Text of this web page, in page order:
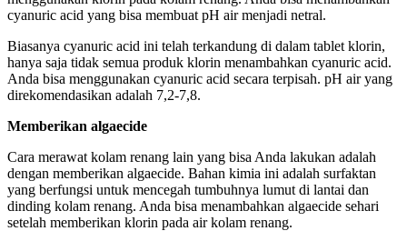
cyanuric acid yang bisa membuat pH air menjadi netral.
Biasanya cyanuric acid ini telah terkandung di dalam tablet klorin,
hanya saja tidak semua produk klorin menambahkan cyanuric acid.
Anda bisa menggunakan cyanuric acid secara terpisah. pH air yang
direkomendasikan adalah 7,2-7,8.
Memberikan algaecide
Cara merawat kolam renang lain yang bisa Anda lakukan adalah
dengan memberikan algaecide. Bahan kimia ini adalah surfaktan
yang berfungsi untuk mencegah tumbuhnya lumut di lantai dan
dinding kolam renang. Anda bisa menambahkan algaecide sehari
setelah memberikan klorin pada air kolam renang.